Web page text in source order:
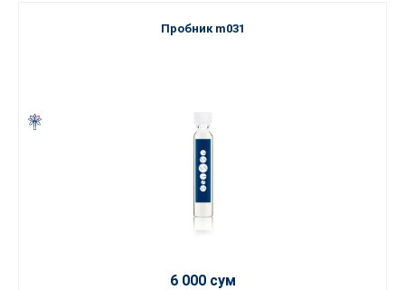
Пробник m031
6 000 сум